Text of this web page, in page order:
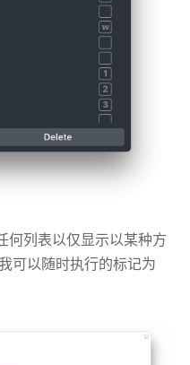
何列表以仅显示以某种方
可以随时执行的标记为